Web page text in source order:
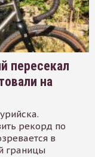
пересекал
на
рекорд по
в
границы